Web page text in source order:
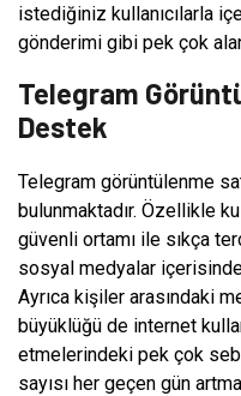
istediğiniz kullanıcılarla
gönderimi gibi pek çok
Telegram
Destek
Telegram görüntülenme
bulunmaktadır. Özellikle
güvenli ortamı ile sıkça
sosyal medyalar içerisinde
Ayrıca kişiler arasındaki
büyüklüğü de internet
etmelerindeki pek çok
sayısı her geçen gün